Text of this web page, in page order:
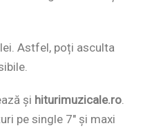
Astfel, poți asculta
și hiturimuzicale.ro
pe single 7″ și maxi